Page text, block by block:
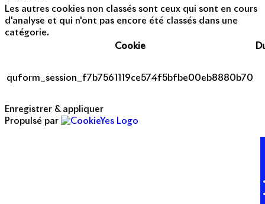
Les autres cookies non classés sont ceux qui sont en cours
d'analyse et qui n'ont pas encore été classés dans une
catégorie.
Cookie
quform_session_f7b7561119ce574f5bfbe00eb8880b70
Enregistrer & appliquer
Propulsé par